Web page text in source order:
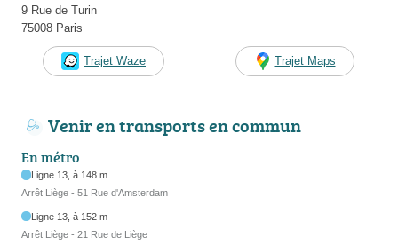
9 Rue de Turin
75008 Paris
Trajet Waze Trajet Maps
Venir en transports en commun
En métro
Ligne 13, à 148 m
Arrêt Liège - 51 Rue d'Amsterdam
Ligne 13, à 152 m
Arrêt Liège - 21 Rue de Liège